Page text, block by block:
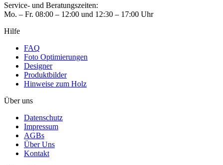
Service- und Beratungszeiten:
Mo. – Fr. 08:00 – 12:00 und 12:30 – 17:00 Uhr
Hilfe
FAQ
Foto Optimierungen
Designer
Produktbilder
Hinweise zum Holz
Über uns
Datenschutz
Impressum
AGBs
Über Uns
Kontakt